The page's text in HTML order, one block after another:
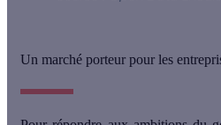
Un marché porteur pour les